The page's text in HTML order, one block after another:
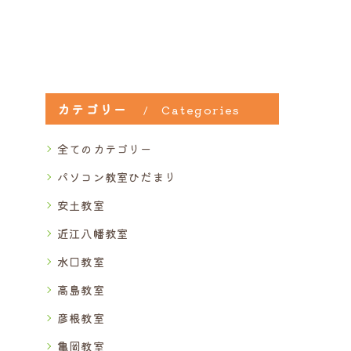
カテゴリー Categories
全てのカテゴリー
パソコン教室ひだまり
安土教室
近江八幡教室
水口教室
高島教室
彦根教室
亀岡教室